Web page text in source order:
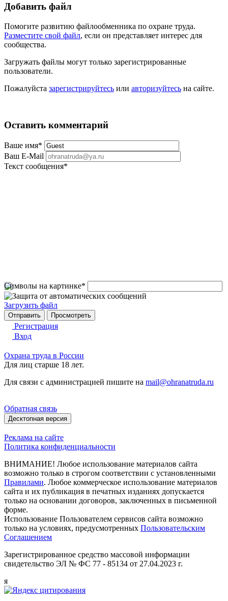
Добавить файл
Помогите развитию файлообменника по охране труда.
Разместите свой файл, если он представляет интерес для
сообщества.
Загружать файлы могут только зарегистрированные
пользователи.
Пожалуйста зарегистрируйтесь или авторизуйтесь на сайте.
Оставить комментарий
Ваше имя*
Ваш E-Mail
Текст сообщения*
Символы на картинке*
Загрузить файл
Регистрация
Вход
Охрана труда в России
Для лиц старше 18 лет.
Для связи с администрацией пишите на mail@ohranatruda.ru
Обратная связь
Десктопная версия
Реклама на сайте
Политика конфиденциальности
ВНИМАНИЕ! Любое использование материалов сайта
возможно только в строгом соответствии с установленными
Правилами. Любое коммерческое использование материалов
сайта и их публикация в печатных изданиях допускается
только на основании договоров, заключенных в письменной
форме.
Использование Пользователем сервисов сайта возможно
только на условиях, предусмотренных Пользовательским
Соглашением
Зарегистрированное средство массовой информации
свидетельство ЭЛ № ФС 77 - 85134 от 27.04.2023 г.
я